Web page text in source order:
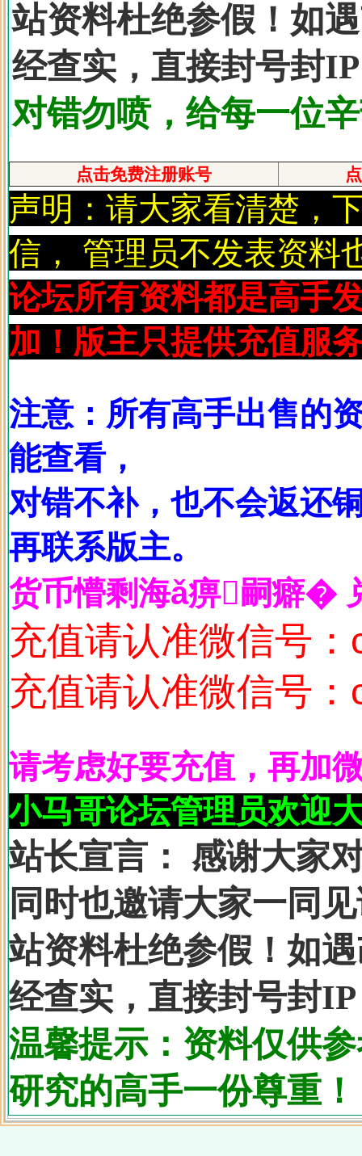
站资料杜绝参假！如
经查实，直接封号封
对错勿喷，给每一位
点击免费注册账号
声明：请大家看清楚，
信， 管理员不发表资料
论坛所有资料都是高手
加！版主只提供充值服
注意：所有高手出售的
能查看，
对错不补，也不会返还
再联系版主。
货币懵剩海ǎ痹嗣癖�
充值请认准微信号
充值请认准微信号
请考虑好要充值，再加
小马哥论坛管理员欢迎
站长宣言： 感谢大家
同时也邀请大家一同
站资料杜绝参假！如
经查实，直接封号封
温馨提示：资料仅供
研究的高手一份尊重！